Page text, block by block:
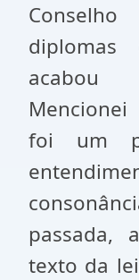
Conselho
diplomas
acabou
foi um
passada,
texto da